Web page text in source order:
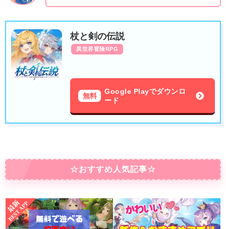
杖と剣の伝説
異世界冒険RPG
無料
Google Playでダウンロ
ード
☆おすすめ人気記事☆